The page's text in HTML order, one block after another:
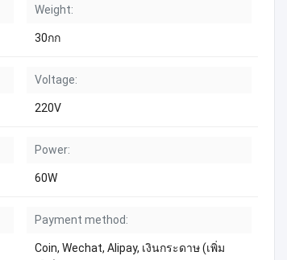
Weight:
30กก
Voltage:
220V
Power:
60W
Payment method:
Coin, Wechat, Alipay, เงินกระดาษ (เพิ่ม